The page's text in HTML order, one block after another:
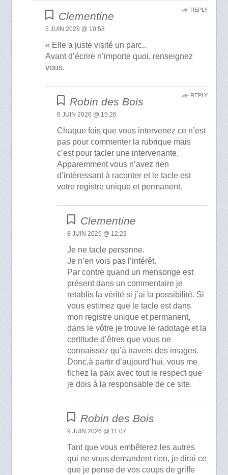
Clementine
5 JUIN 2026 @ 10:58
« Elle a juste visité un parc..
Avant d’écrire n’importe quoi, renseignez
vous.
REPLY
Robin des Bois
6 JUIN 2026 @ 15:26
Chaque fois que vous intervenez ce n’est
pas pour commenter la rubrique mais
c’est pour tacler une intervenante.
Apparemment vous n’avez rien
d’intéressant à raconter et le tacle est
votre registre unique et permanent.
REPLY
Clementine
8 JUIN 2026 @ 12:23
Je ne tacle personne.
Je n’en vois pas l’intérêt.
Par contre quand un mensonge est
présent dans un commentaire je
retablis la vérité si j’ai la possibilité. Si
vous estimez que le tacle est dans
mon registre unique et permanent,
dans le vôtre je trouve le radotage et la
certitude d’êtres que vous ne
connaissez qu’à travers des images.
Donc,à partir d’aujourd’hui, vous me
fichez la paix avec tout le respect que
je dois à la responsable de ce site.
Robin des Bois
9 JUIN 2026 @ 11:07
Tant que vous embêterez les autres
qui ne vous demandent rien, je dirai ce
que je pense de vos coups de griffe